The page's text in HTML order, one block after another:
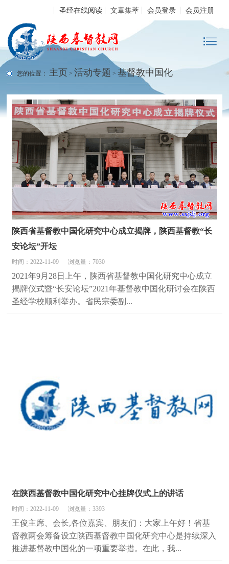
圣经在线阅读 文章集萃 会员登录 会员注册
您的位置： 主页 > 活动专题 >基督教中国化
陕西省基督教中国化研究中心成立揭牌，陕西基督教“长
安论坛”开坛
时间：2022-11-09 浏览量：7030
2021年9月28日上午，陕西省基督教中国化研究中心成立
揭牌仪式暨“长安论坛”2021年基督教中国化研讨会在陕西
圣经学校顺利举办。省民宗委副...
在陕西基督教中国化研究中心挂牌仪式上的讲话
时间：2022-11-09 浏览量：3393
王俊主席、会长,各位嘉宾、朋友们：大家上午好！省基
督教两会筹备设立陕西基督教中国化研究中心是持续深入
推进基督教中国化的一项重要举措。在此，我...